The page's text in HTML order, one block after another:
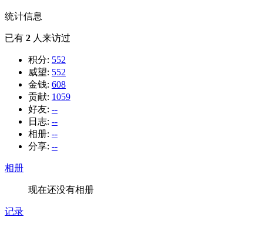
统计信息
已有 2 人来访过
积分: 552
威望: 552
金钱: 608
贡献: 1059
好友: --
日志: --
相册: --
分享: --
相册
现在还没有相册
记录